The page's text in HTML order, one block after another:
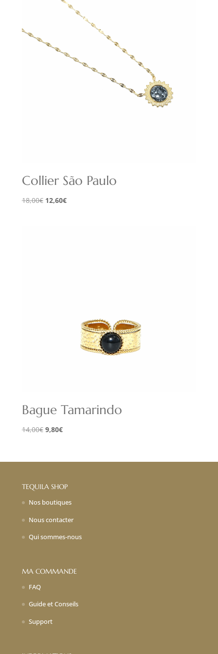
16,00€.11,20€.
Collier São Paulo
18,00€ Le
12,60€Le
Bague Tamarindo
14,00€ Le
était :
9,80€Le
est :
TEQUILA SHOP
Nos boutiques
Nous contacter
Qui sommes-nous
MA COMMANDE
FAQ
Guide et Conseils
Support